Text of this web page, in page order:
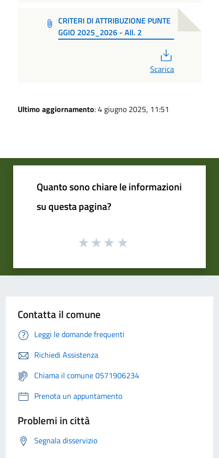
CRITERI DI ATTRIBUZIONE PUNTE
GGIO 2025_2026 - All. 2
Scarica
Ultimo aggiornamento: 4 giugno 2025, 11:51
Quanto sono chiare le informazioni
su questa pagina?
Contatta il comune
Leggi le domande frequenti
Richiedi Assistenza
Chiama il comune 0571906234
Prenota un appuntamento
Problemi in città
Segnala disservizio